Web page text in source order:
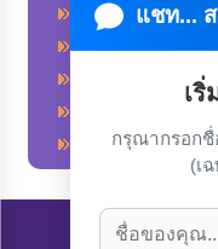
คลังข่าวมหาไทย
คู่มือตาม พ.ร.บ.อ
ฐานข้อมูลหน่วยง
ศูนย์อำนวยการ
ลิขสิทธิ์ © 2022-
แชท...
เ
กรุณากรอกชื่
(เ